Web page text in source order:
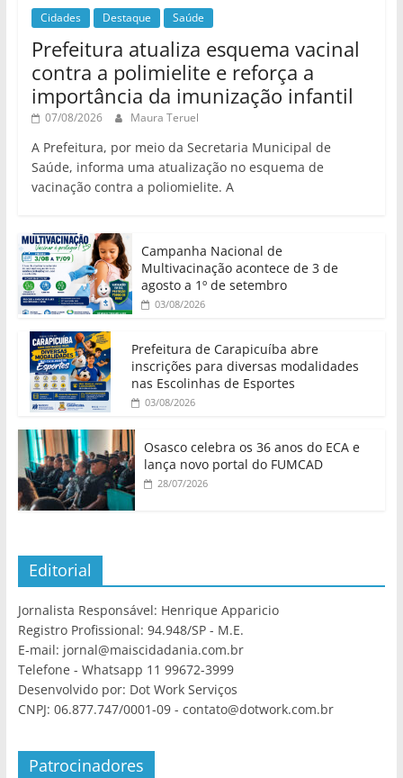
Cidades Destaque Saúde
Prefeitura atualiza esquema vacinal
contra a polimielite e reforça a
importância da imunização infantil
07/08/2026 Maura Teruel
A Prefeitura, por meio da Secretaria Municipal de
Saúde, informa uma atualização no esquema de
vacinação contra a poliomielite. A
Campanha Nacional de
Multivacinação acontece de 3 de
agosto a 1º de setembro
03/08/2026
Prefeitura de Carapicuíba abre
inscrições para diversas modalidades
nas Escolinhas de Esportes
03/08/2026
Osasco celebra os 36 anos do ECA e
lança novo portal do FUMCAD
28/07/2026
Editorial
Jornalista Responsável: Henrique Apparicio
Registro Profissional: 94.948/SP - M.E.
E-mail: jornal@maiscidadania.com.br
Telefone - Whatsapp 11 99672-3999
Desenvolvido por: Dot Work Serviços
CNPJ: 06.877.747/0001-09 - contato@dotwork.com.br
Patrocinadores